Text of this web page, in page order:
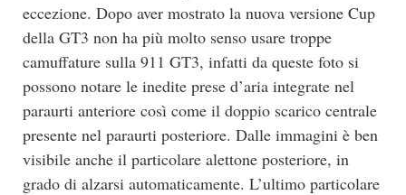
eccezione. Dopo aver mostrato la nuova versione Cup
della GT3 non ha più molto senso usare troppe
camuffature sulla 911 GT3, infatti da queste foto si
possono notare le inedite prese d’aria integrate nel
paraurti anteriore così come il doppio scarico centrale
presente nel paraurti posteriore. Dalle immagini è ben
visibile anche il particolare alettone posteriore, in
grado di alzarsi automaticamente. L’ultimo particolare